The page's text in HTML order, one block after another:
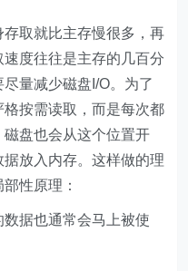
取就比主存慢很多，再
度往往是主存的几百分
量减少磁盘I/O。为了
按需读取，而是每次都
盘也会从这个位置开
放入内存。这样做的理
性原理：
据也通常会马上被使